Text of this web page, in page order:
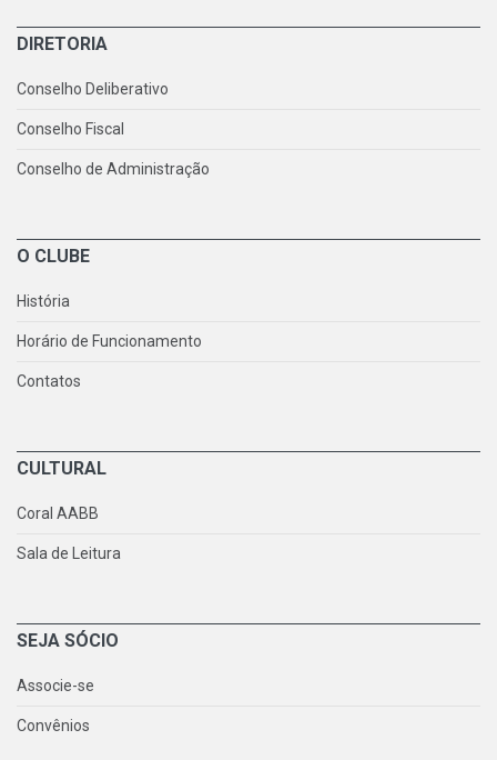
DIRETORIA
Conselho Deliberativo
Conselho Fiscal
Conselho de Administração
O CLUBE
História
Horário de Funcionamento
Contatos
CULTURAL
Coral AABB
Sala de Leitura
SEJA SÓCIO
Associe-se
Convênios